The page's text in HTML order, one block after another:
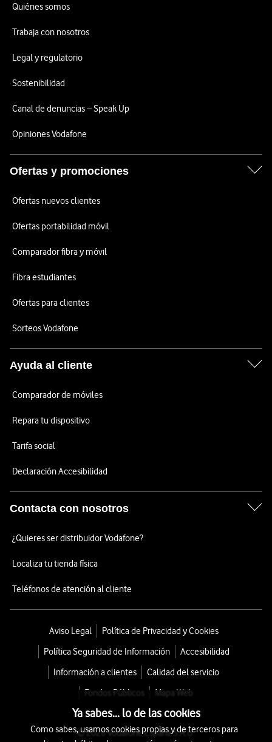
Quiénes somos
Trabaja con nosotros
Legal y regulatorio
Sostenibilidad
Canal de denuncias – Speak Up
Opiniones Vodafone
Ofertas y promociones
Ofertas nuevos clientes
Ofertas portabilidad móvil
Comparador fibra y móvil
Fibra estudiantes
Ofertas para clientes
Sorteos Vodafone
Ayuda al cliente
Comparador de móviles
Repara tu dispositivo
Tarifa social
Declaración Accesibilidad
Contacta con nosotros
¿Quieres ser distribuidor Vodafone?
Localiza tu tienda física
Teléfonos de atención al cliente
Aviso Legal
Política de Privacidad y Cookies
Política Seguridad de Información
Accesibilidad
Información a clientes
Calidad del servicio
Fondos Públicos
Mapa Web
© 2026 Vodafone España S.A.U.
Ya sabes... lo de las cookies
Como sabes, usamos cookies propias y de terceros para